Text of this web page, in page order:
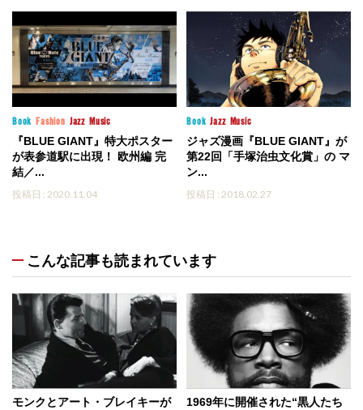
Book Fashion Jazz Music
『BLUE GIANT』特大ポスター
が表参道駅に出現！ 欧州編 完
結／...
投稿日 : 2020.11.04
Book Jazz Music
ジャズ漫画『BLUE GIANT』が
第22回「手塚治虫文化賞」の マ
ン...
投稿日 : 2018.02.27
こんな記事も読まれています
モンクとアート・ブレイキーが 1969年に開催された“黒人たち